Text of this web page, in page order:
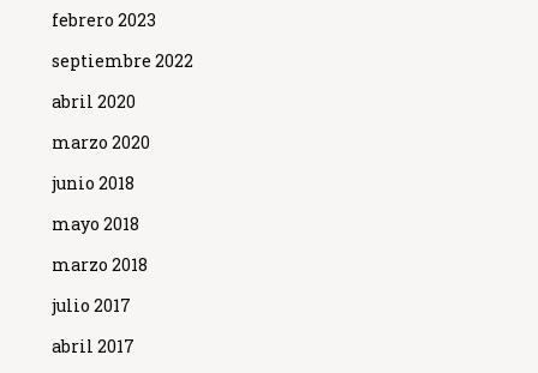
febrero 2023
septiembre 2022
abril 2020
marzo 2020
junio 2018
mayo 2018
marzo 2018
julio 2017
abril 2017